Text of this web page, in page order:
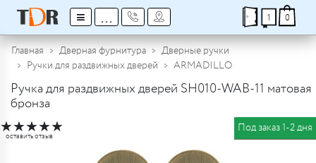
≡ ... 1 0
Главная Дверная фурнитура
Дверные ручки
Ручки для раздвижных дверей
ARMADILLO
Ручка для раздвижных дверей SH010-WAB-11 матовая
бронза
★★★★★
оставить отзыв
Под заказ 1-2 дня